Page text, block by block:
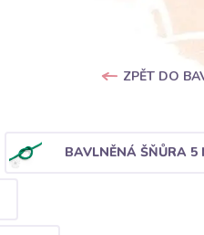
ZPĚT DO
BAVLNĚNÁ ŠŇŮRA 5